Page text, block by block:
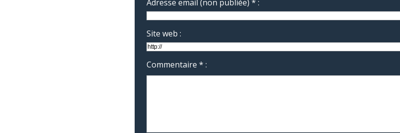
Adresse email (non publiée) * :
Site web :
Commentaire * :